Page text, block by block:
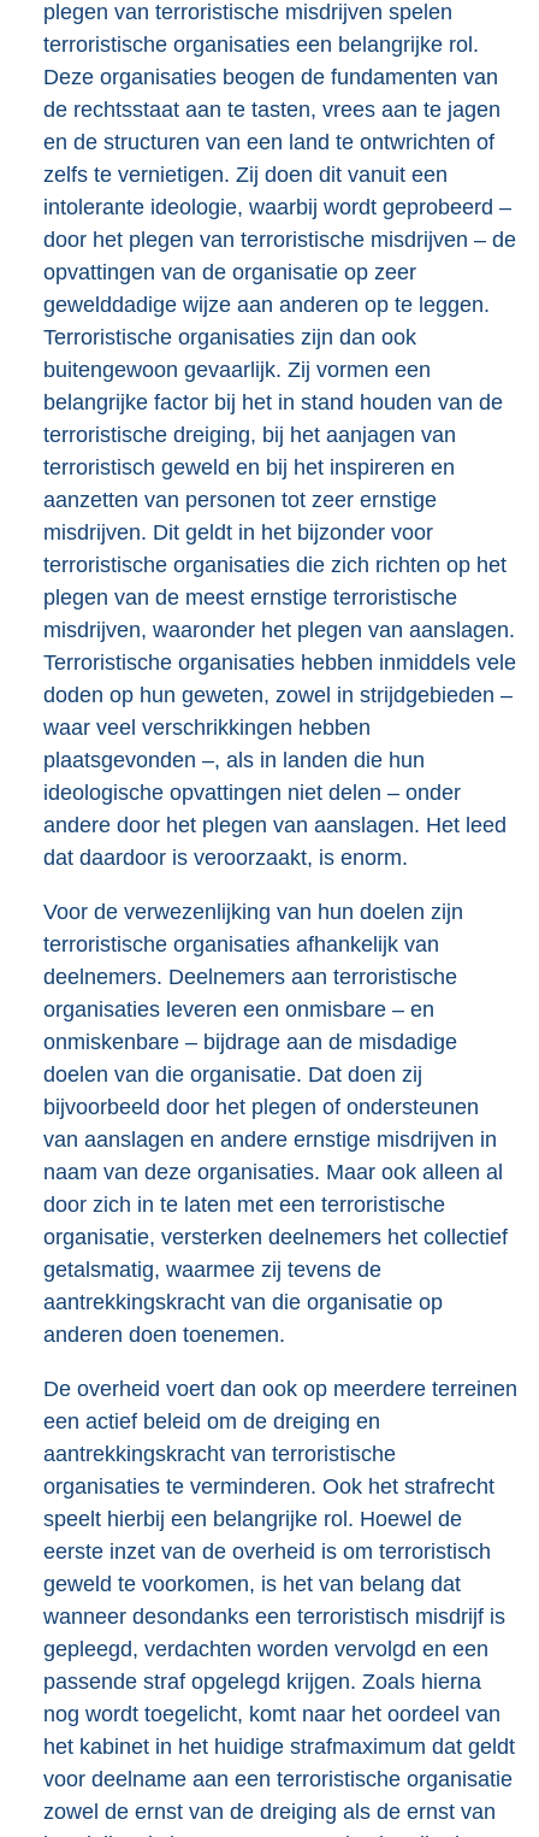
plegen van terroristische misdrijven spelen
terroristische organisaties een belangrijke rol.
Deze organisaties beogen de fundamenten van
de rechtsstaat aan te tasten, vrees aan te jagen
en de structuren van een land te ontwrichten of
zelfs te vernietigen. Zij doen dit vanuit een
intolerante ideologie, waarbij wordt geprobeerd –
door het plegen van terroristische misdrijven – de
opvattingen van de organisatie op zeer
gewelddadige wijze aan anderen op te leggen.
Terroristische organisaties zijn dan ook
buitengewoon gevaarlijk. Zij vormen een
belangrijke factor bij het in stand houden van de
terroristische dreiging, bij het aanjagen van
terroristisch geweld en bij het inspireren en
aanzetten van personen tot zeer ernstige
misdrijven. Dit geldt in het bijzonder voor
terroristische organisaties die zich richten op het
plegen van de meest ernstige terroristische
misdrijven, waaronder het plegen van aanslagen.
Terroristische organisaties hebben inmiddels vele
doden op hun geweten, zowel in strijdgebieden –
waar veel verschrikkingen hebben
plaatsgevonden –, als in landen die hun
ideologische opvattingen niet delen – onder
andere door het plegen van aanslagen. Het leed
dat daardoor is veroorzaakt, is enorm.
Voor de verwezenlijking van hun doelen zijn
terroristische organisaties afhankelijk van
deelnemers. Deelnemers aan terroristische
organisaties leveren een onmisbare – en
onmiskenbare – bijdrage aan de misdadige
doelen van die organisatie. Dat doen zij
bijvoorbeeld door het plegen of ondersteunen
van aanslagen en andere ernstige misdrijven in
naam van deze organisaties. Maar ook alleen al
door zich in te laten met een terroristische
organisatie, versterken deelnemers het collectief
getalsmatig, waarmee zij tevens de
aantrekkingskracht van die organisatie op
anderen doen toenemen.
De overheid voert dan ook op meerdere terreinen
een actief beleid om de dreiging en
aantrekkingskracht van terroristische
organisaties te verminderen. Ook het strafrecht
speelt hierbij een belangrijke rol. Hoewel de
eerste inzet van de overheid is om terroristisch
geweld te voorkomen, is het van belang dat
wanneer desondanks een terroristisch misdrijf is
gepleegd, verdachten worden vervolgd en een
passende straf opgelegd krijgen. Zoals hierna
nog wordt toegelicht, komt naar het oordeel van
het kabinet in het huidige strafmaximum dat geldt
voor deelname aan een terroristische organisatie
zowel de ernst van de dreiging als de ernst van